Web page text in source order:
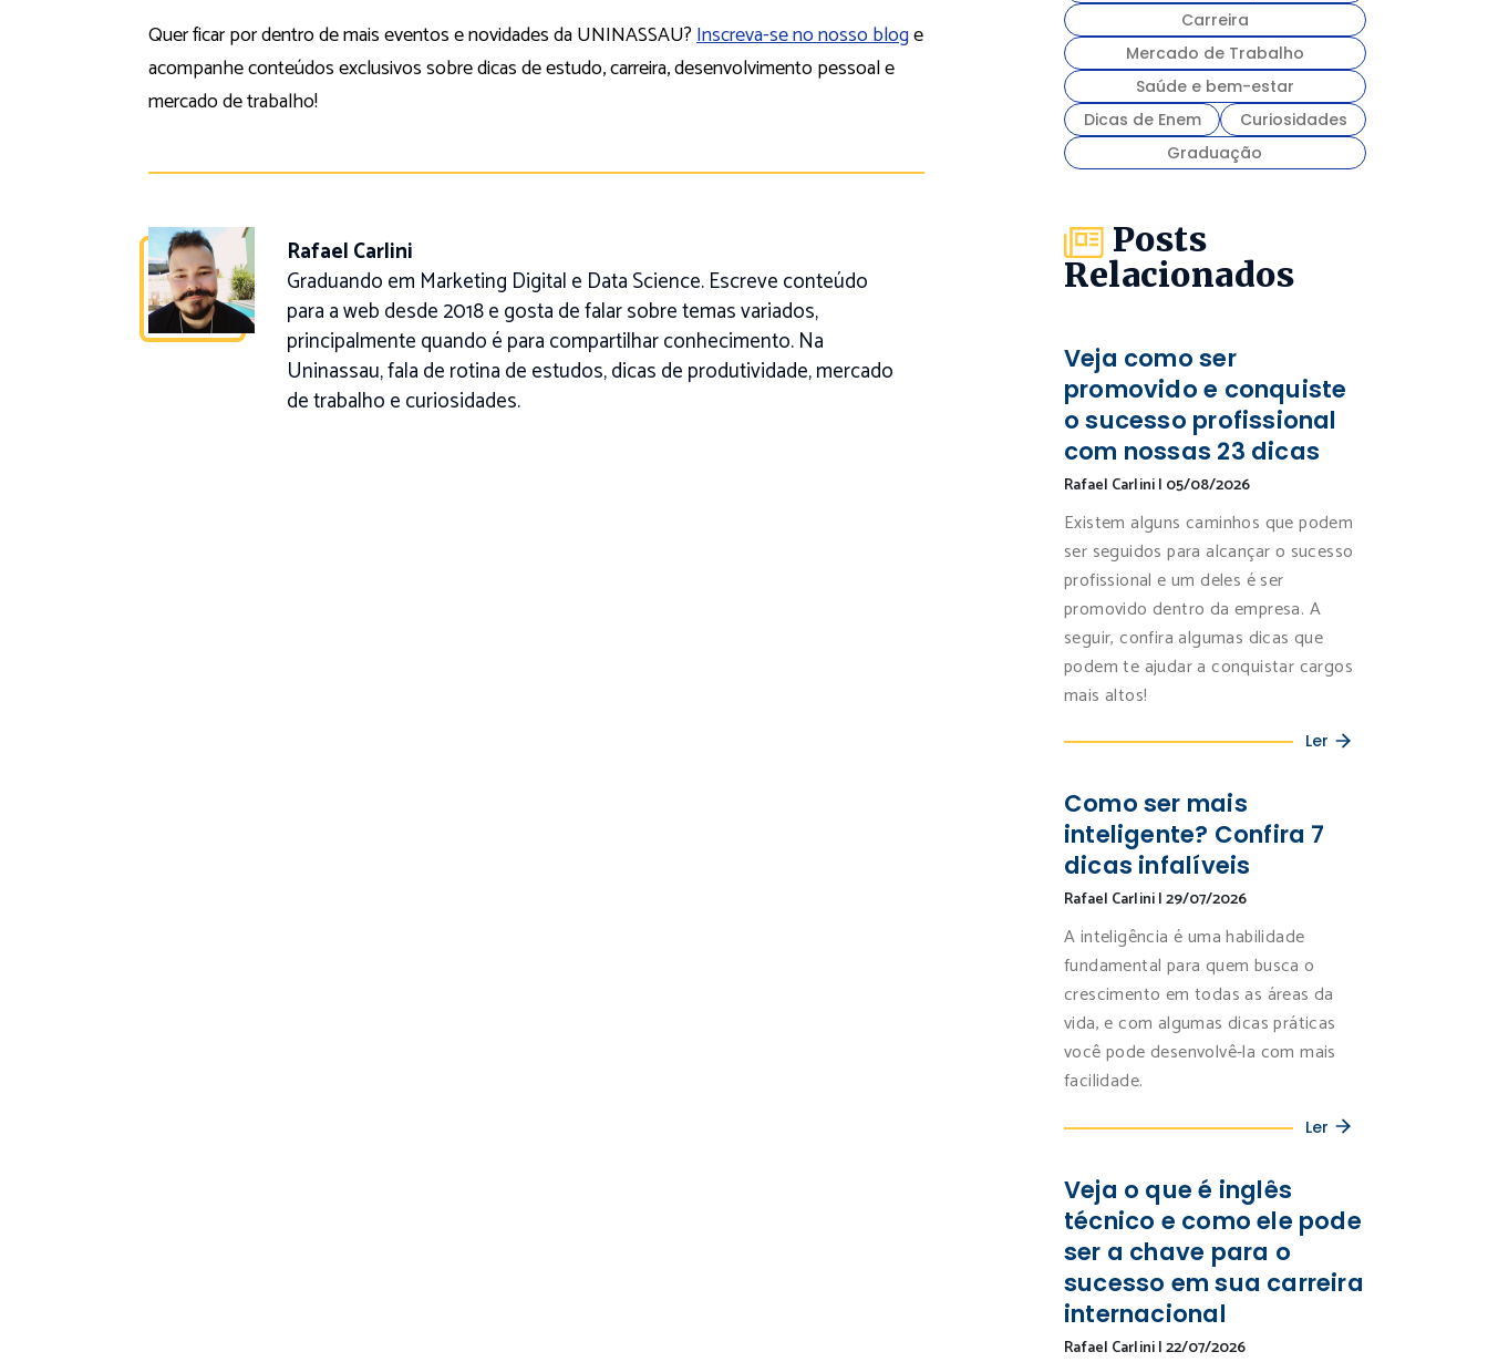
Quer ficar por dentro de mais eventos e novidades da UNINASSAU?Inscreva-se no nosso bloge
acompanhe conteúdos exclusivos sobre dicas de estudo, carreira, desenvolvimento pessoal e
mercado de trabalho!
Rafael Carlini
Graduando em Marketing Digital e Data Science. Escreve conteúdo
para a web desde 2018 e gosta de falar sobre temas variados,
principalmente quando é para compartilhar conhecimento. Na
Uninassau, fala de rotina de estudos, dicas de produtividade, mercado
de trabalho e curiosidades.
Carreira
Mercado de Trabalho
Saúde e bem-estar
Dicas de Enem
Curiosidades
Graduação
Posts
Relacionados
Veja como ser
promovido e conquiste
o sucesso profissional
com nossas 23 dicas
Rafael Carlini| 05/08/2026
Existem alguns caminhos que podem
ser seguidos para alcançar o sucesso
profissional e um deles é ser
promovido dentro da empresa. A
seguir, confira algumas dicas que
podem te ajudar a conquistar cargos
mais altos!
Ler
Como ser mais
inteligente? Confira 7
dicas infalíveis
Rafael Carlini|29/07/2026
A inteligência é uma habilidade
fundamental para quem busca o
crescimento em todas as áreas da
vida, e com algumas dicas práticas
você pode desenvolvê-la com mais
facilidade.
Ler
Veja o que é inglês
técnico e como ele pode
ser a chave para o
sucesso em sua carreira
internacional
Rafael Carlini|22/07/2026